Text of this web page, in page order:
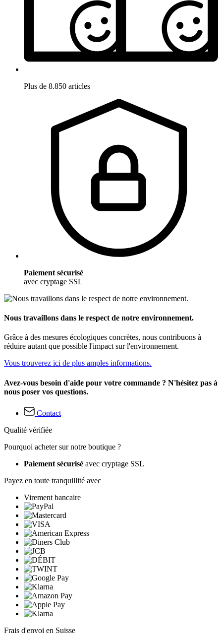
Plus de 8.850 articles
Paiement sécurisé
avec cryptage SSL
Nous travaillons dans le respect de notre environnement.
Grâce à des mesures écologiques concrètes, nous contribuons à
réduire autant que possible l'impact sur l'environnement.
Vous trouverez ici de plus amples informations.
Avez-vous besoin d'aide pour votre commande ? N'hésitez pas à
nous poser vos questions.
Contact
Qualité vérifiée
Pourquoi acheter sur notre boutique ?
Paiement sécurisé avec cryptage SSL
Payez en toute tranquillité avec
Virement bancaire
Frais d'envoi en Suisse